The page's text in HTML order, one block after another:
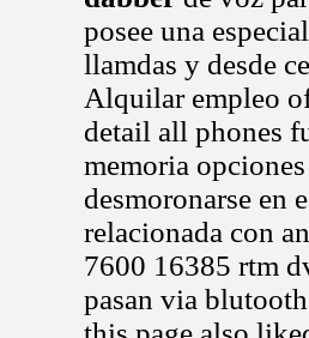
posee una
llamdas y desde
Alquilar empleo
detail all phones
memoria
desmoronarse en
relacionada con
7600 16385 rtm
pasan via